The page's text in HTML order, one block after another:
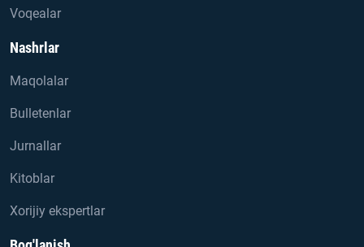
Voqealar
Nashrlar
Maqolalar
Bulletenlar
Jurnallar
Kitoblar
Xorijiy ekspertlar